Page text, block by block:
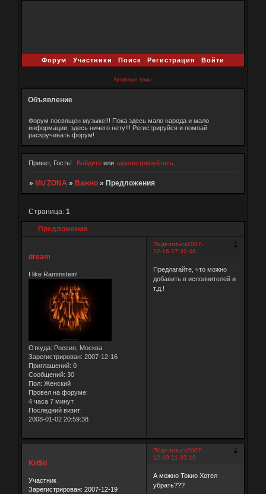
Форум Участники Поиск Регистрация Войти
Активные темы
Объявление
Форум посвящен музыке!!! Пока здесь мало народа и мало
информации, здесь ничего нету!!! Регистрируйся и помоай
раскручивать форум!
Привет, Гость! Войдите илизарегистрируйтесь
» Mu'ZONA » Важно » Предложения
Предложения
Страница: 1
Поделиться 1
2007-
12-16 17:32:48
dream
I like Rammstein!
Откуда: Россия, Москва
Зарегистрирован: 2007-12-16
Приглашений: 0
Сообщений: 30
Пол: Женский
Провел на форуме:
4 часа 7 минут
Последний визит:
2008-01-02 20:59:38
Предлагайте, что можно
добавить в исполнителей и
т.д.!
Поделиться 2
2007-
12-19 21:35:16
Kri$ti
Участник
Зарегистрирован: 2007-12-19
А можно Токио Хотел
убрать???